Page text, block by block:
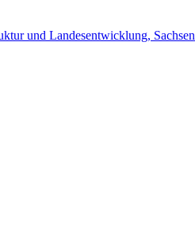
und Landesentwicklung, Sachsen